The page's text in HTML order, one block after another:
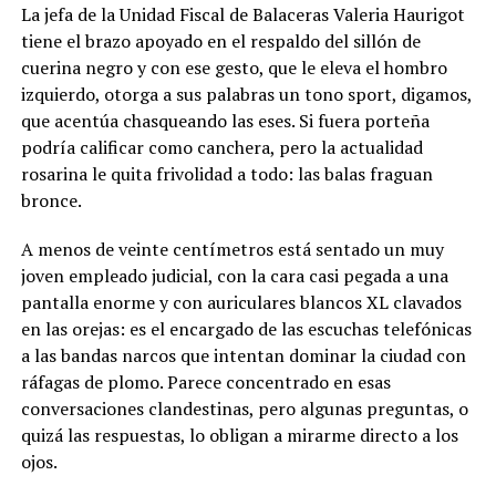
La jefa de la Unidad Fiscal de Balaceras Valeria Haurigot
tiene el brazo apoyado en el respaldo del sillón de
cuerina negro y con ese gesto, que le eleva el hombro
izquierdo, otorga a sus palabras un tono sport, digamos,
que acentúa chasqueando las eses. Si fuera porteña
podría calificar como canchera, pero la actualidad
rosarina le quita frivolidad a todo: las balas fraguan
bronce.
A menos de veinte centímetros está sentado un muy
joven empleado judicial, con la cara casi pegada a una
pantalla enorme y con auriculares blancos XL clavados
en las orejas: es el encargado de las escuchas telefónicas
a las bandas narcos que intentan dominar la ciudad con
ráfagas de plomo. Parece concentrado en esas
conversaciones clandestinas, pero algunas preguntas, o
quizá las respuestas, lo obligan a mirarme directo a los
ojos.